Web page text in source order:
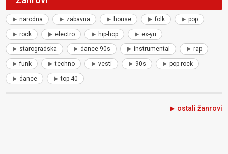
narodna zabavna house folk pop
rock electro hip-hop ex-yu
starogradska dance 90s instrumental rap
funk techno vesti 90s pop-rock
dance top 40
ostali žanrovi